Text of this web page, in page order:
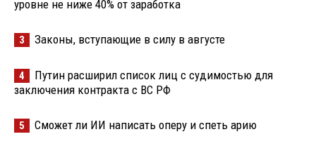
уровне не ниже 40% от заработка
3 Законы, вступающие в силу в августе
4
Путин расширил список лиц с судимостью для
заключения контракта с ВС РФ
5 Сможет ли ИИ написать оперу и спеть арию